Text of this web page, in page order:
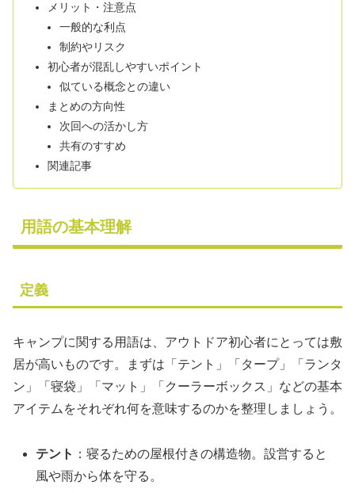
メリット・注意点
一般的な利点
制約やリスク
初心者が混乱しやすいポイント
似ている概念との違い
まとめの方向性
次回への活かし方
共有のすすめ
関連記事
用語の基本理解
定義
キャンプに関する用語は、アウトドア初心者にとっては敷
居が高いものです。まずは「テント」「タープ」「ランタ
ン」「寝袋」「マット」「クーラーボックス」などの基本
アイテムをそれぞれ何を意味するのかを整理しましょう。
テント ：寝るための屋根付きの構造物。設営すると
風や雨から体を守る。